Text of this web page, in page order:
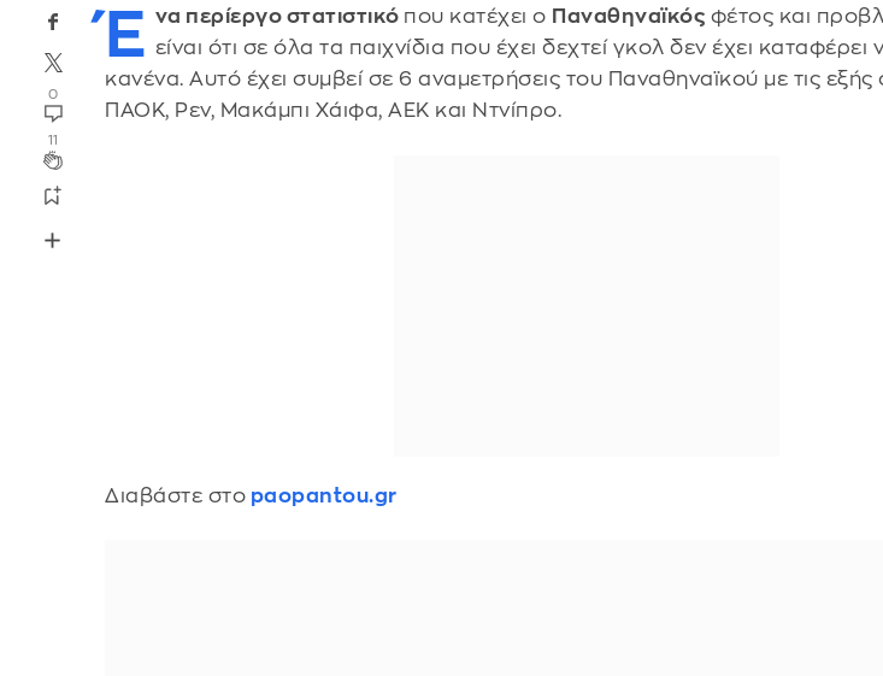
0
11
Έ να περίεργο στατιστικό που κατέχει ο Παναθηναϊκός φέτος και
είναι ότι σε όλα τα παιχνίδια που έχει δεχτεί γκολ δεν έχει καταφέρει
κανένα. Αυτό έχει συμβεί σε 6 αναμετρήσεις του Παναθηναϊκού με τις
ΠΑΟΚ, Ρεν, Μακάμπι Χάιφα, ΑΕΚ και Ντνίπρο.
Διαβάστε στο paopantou.gr